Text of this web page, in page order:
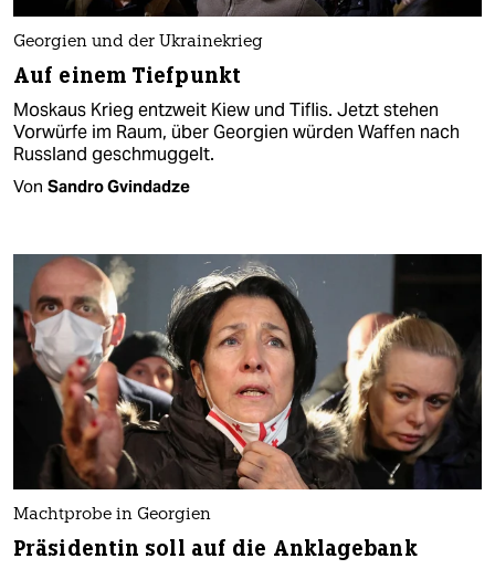
Georgien und der Ukrainekrieg
Auf einem Tiefpunkt
Moskaus Krieg entzweit Kiew und Tiflis. Jetzt stehen
Vorwürfe im Raum, über Georgien würden Waffen nach
Russland geschmuggelt.
Von Sandro Gvindadze
Machtprobe in Georgien
Präsidentin soll auf die Anklagebank